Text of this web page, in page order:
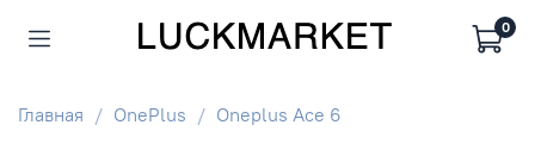
0
Главная OnePlus Oneplus Ace 6